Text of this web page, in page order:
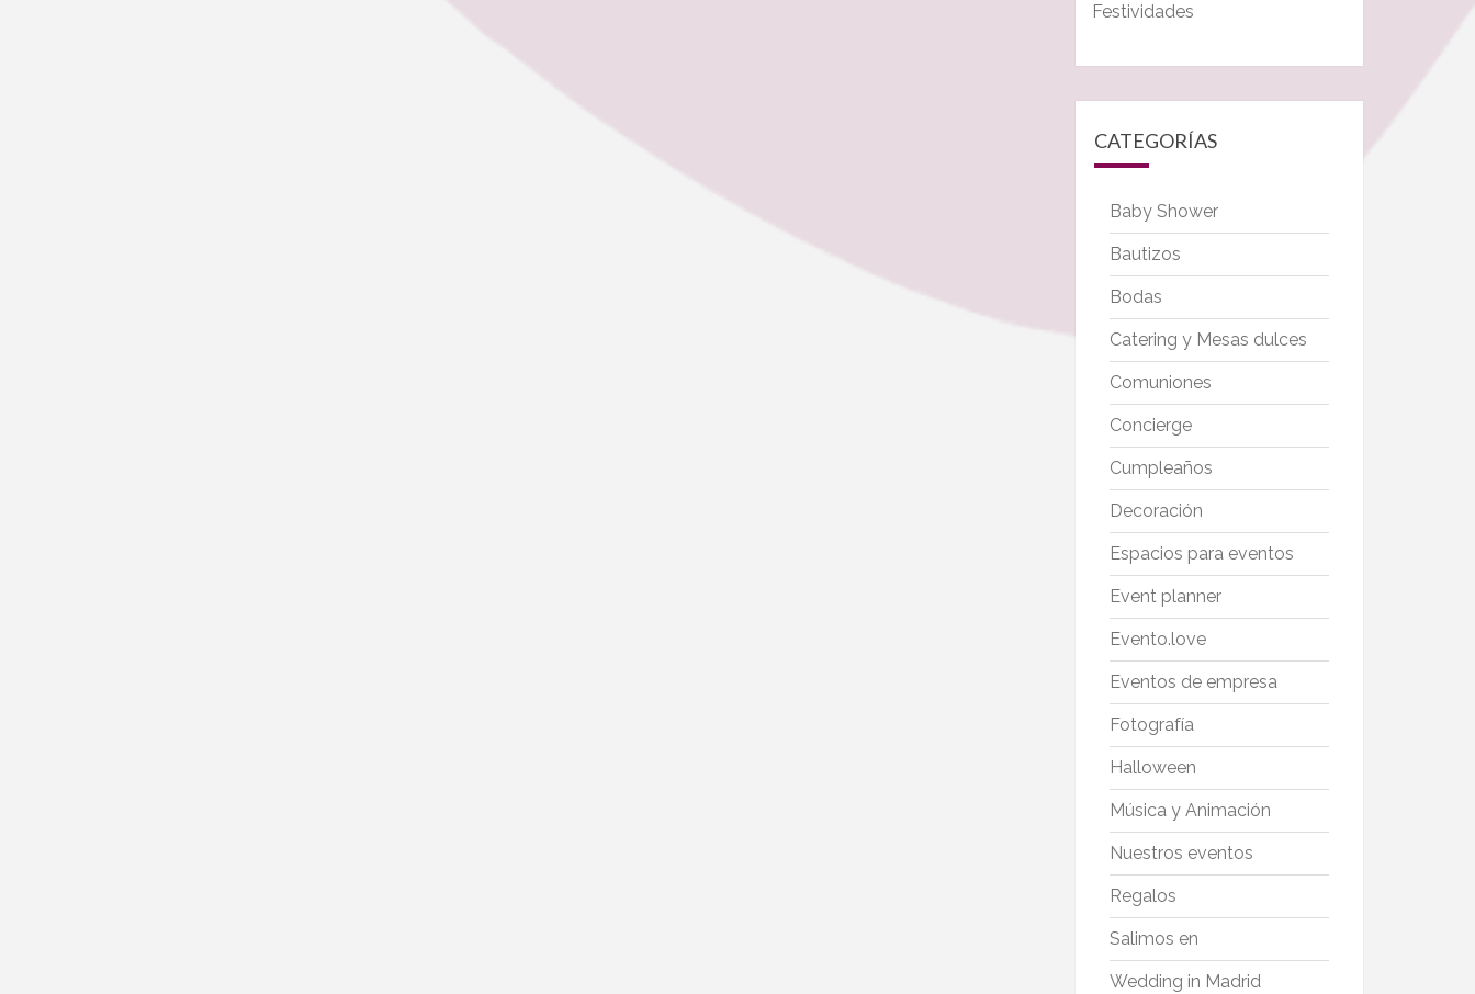
Festividades
CATEGORÍAS
Baby Shower
Bautizos
Bodas
Catering y Mesas dulces
Comuniones
Concierge
Cumpleaños
Decoración
Espacios para eventos
Event planner
Evento.love
Eventos de empresa
Fotografía
Halloween
Música y Animación
Nuestros eventos
Regalos
Salimos en
Wedding in Madrid